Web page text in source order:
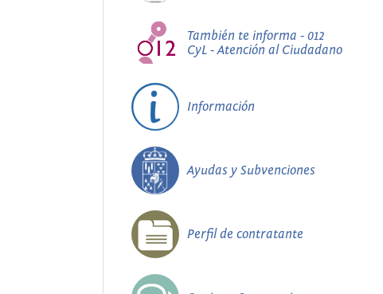
También te informa - 012
CyL - Atención al Ciudadano
Información
Ayudas y Subvenciones
Perfil de contratante